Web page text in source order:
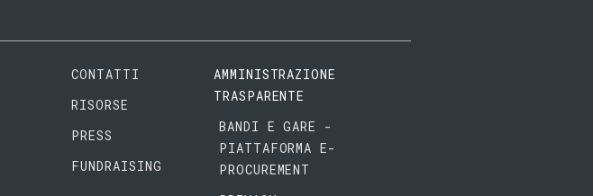
CONTATTI
RISORSE
PRESS
FUNDRAISING
AMMINISTRAZIONE
TRASPARENTE
BANDI E GARE -
PIATTAFORMA E-
PROCUREMENT